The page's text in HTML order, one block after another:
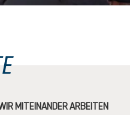
MITEINANDER ARBEITEN